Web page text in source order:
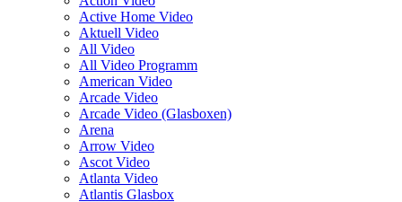
Active Home Video
Aktuell Video
All Video
All Video Programm
American Video
Arcade Video
Arcade Video (Glasboxen)
Arena
Arrow Video
Ascot Video
Atlanta Video
Atlantis Glasbox